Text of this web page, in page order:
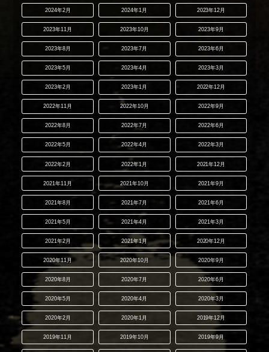
2024年2月 2024年1月 2023年12月
2023年11月 2023年10月 2023年9月
2023年8月 2023年7月 2023年6月
2023年5月 2023年4月 2023年3月
2023年2月 2023年1月 2022年12月
2022年11月 2022年10月 2022年9月
2022年8月 2022年7月 2022年6月
2022年5月 2022年4月 2022年3月
2022年2月 2022年1月 2021年12月
2021年11月 2021年10月 2021年9月
2021年8月 2021年7月 2021年6月
2021年5月 2021年4月 2021年3月
2021年2月 2021年1月 2020年12月
2020年11月 2020年10月 2020年9月
2020年8月 2020年7月 2020年6月
2020年5月 2020年4月 2020年3月
2020年2月 2020年1月 2019年12月
2019年11月 2019年10月 2019年9月